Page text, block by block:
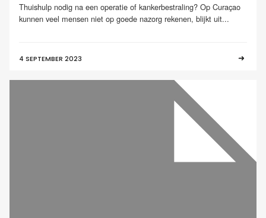
Thuishulp nodig na een operatie of kankerbestraling? Op Curaçao
kunnen veel mensen niet op goede nazorg rekenen, blijkt uit...
4 SEPTEMBER 2023